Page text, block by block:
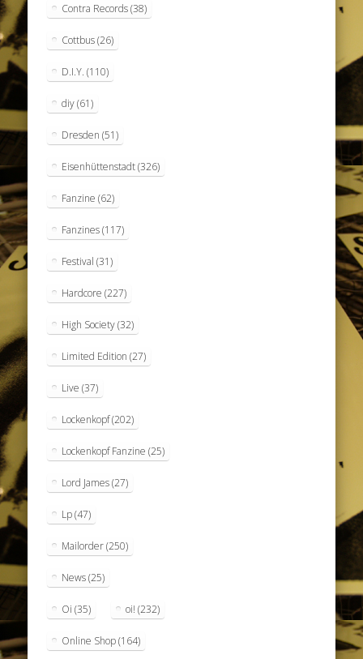
Contra Records(38)
Cottbus(26)
D.I.Y. (110)
diy(61)
Dresden (51)
Eisenhüttenstadt(326)
Fanzine (62)
Fanzines(117)
Festival (31)
Hardcore (227)
High Society(32)
Limited Edition (27)
Live (37)
Lockenkopf(202)
Lockenkopf Fanzine (25)
Lord James(27)
Lp(47)
Mailorder(250)
News(25)
Oi (35) oi! (232)
Online Shop(164)